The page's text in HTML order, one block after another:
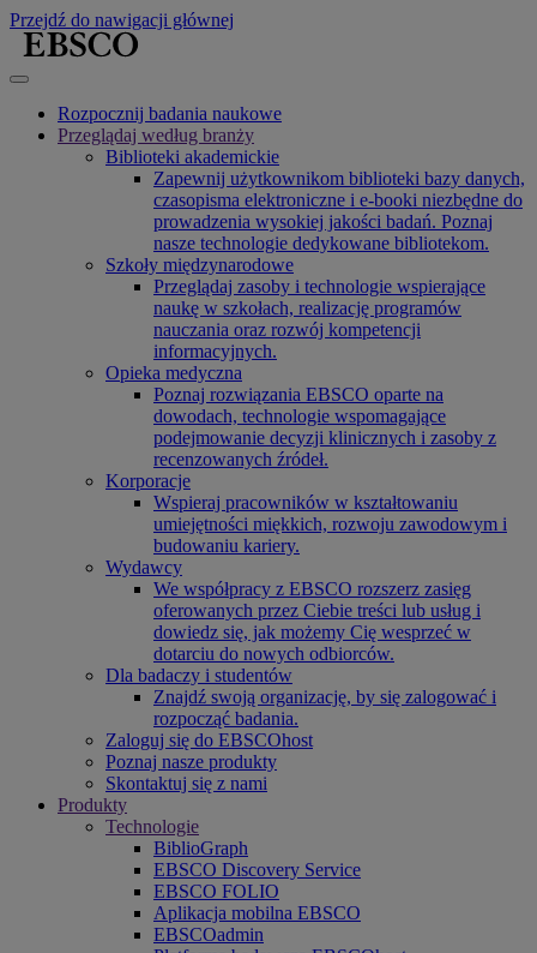
Przejdź do nawigacji głównej
Rozpocznij badania naukowe
Przeglądaj według branży
Biblioteki akademickie
Zapewnij użytkownikom biblioteki bazy danych,
czasopisma elektroniczne i e-booki niezbędne do
prowadzenia wysokiej jakości badań. Poznaj
nasze technologie dedykowane bibliotekom.
Szkoły międzynarodowe
Przeglądaj zasoby i technologie wspierające
naukę w szkołach, realizację programów
nauczania oraz rozwój kompetencji
informacyjnych.
Opieka medyczna
Poznaj rozwiązania EBSCO oparte na
dowodach, technologie wspomagające
podejmowanie decyzji klinicznych i zasoby z
recenzowanych źródeł.
Korporacje
Wspieraj pracowników w kształtowaniu
umiejętności miękkich, rozwoju zawodowym i
budowaniu kariery.
Wydawcy
We współpracy z EBSCO rozszerz zasięg
oferowanych przez Ciebie treści lub usług i
dowiedz się, jak możemy Cię wesprzeć w
dotarciu do nowych odbiorców.
Dla badaczy i studentów
Znajdź swoją organizację, by się zalogować i
rozpocząć badania.
Zaloguj się do EBSCOhost
Poznaj nasze produkty
Skontaktuj się z nami
Produkty
Technologie
BiblioGraph
EBSCO Discovery Service
EBSCO FOLIO
Aplikacja mobilna EBSCO
EBSCOadmin